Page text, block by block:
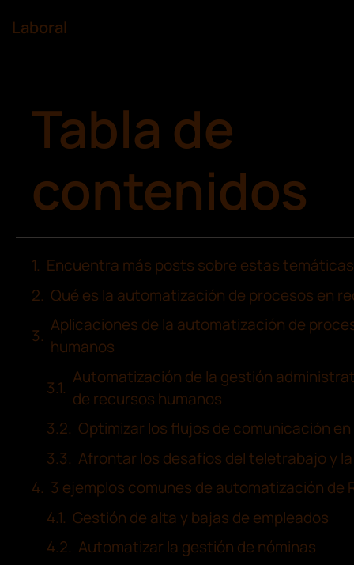
Laboral
Tabla de
contenidos
Encuentra más posts sobre estas temáticas
Qué es la automatización de procesos en
Aplicaciones de la automatización de
humanos
Automatización de la gestión
de recursos humanos
Optimizar los flujos de comunicación
Afrontar los desafíos del teletrabajo y
3 ejemplos comunes de automatización de
Gestión de alta y bajas de empleados
Automatizar la gestión de nóminas